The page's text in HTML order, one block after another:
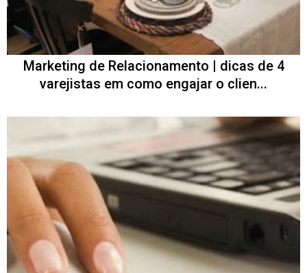
Marketing de Relacionamento | dicas de 4
varejistas em como engajar o clien...